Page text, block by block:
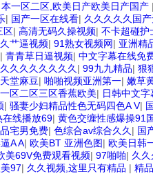
一区二区,欧美日产欧美日产国产
| 国产一区在线看| 久久久久久国
区| 高清无码久操视频| 不卡超碰护
艹逼视频| 91熟女视频网| 亚洲精
| 青青草日逼视频| 中文字幕在线免
久久久久久久久 | 99九九精品| 狠
堂麻豆| 啪啪视频亚洲第一| 嫩草
区二区三区香蕉欧美| 日韩中文
| 骚妻少妇精品性色无码四色A V|
在线播放69| 黄色交缠性感爆操91
宅男免费| 色综合av综合久久 | 国
A A| 欧美BT 亚洲色图| 欧美日韩
美69V免费观看视频| 97啪啪| 久
97| 久久视频,这里只有精品 | 精